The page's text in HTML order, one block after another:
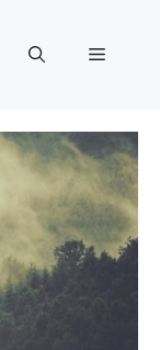
Menu